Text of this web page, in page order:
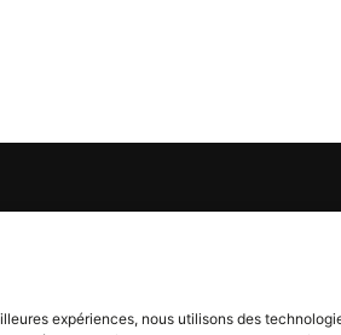
expériences, nous utilisons des